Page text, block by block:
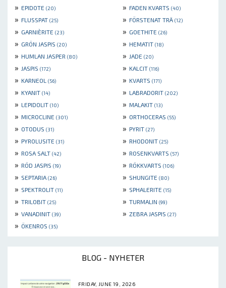
» EPIDOTE (20) » FADEN KVARTS (40)
» FLUSSPAT (25) » FÖRSTENAT TRÄ (12)
» GARNIÈRITE (23) » GOETHITE (26)
» GRÖN JASPIS (20) » HEMATIT (18)
» HUMLAN JASPER (80) » JADE (20)
» JASPIS (172) » KALCIT (116)
» KARNEOL (56) » KVARTS (171)
» KYANIT (14) » LABRADORIT (202)
» LEPIDOLIT (10) » MALAKIT (13)
» MICROCLINE (301) » ORTHOCERAS (55)
» OTODUS (31) » PYRIT (27)
» PYROLUSITE (31) » RHODONIT (25)
» ROSA SALT (42) » ROSENKVARTS (57)
» RÖD JASPIS (19) » RÖKKVARTS (106)
» SEPTARIA (26) » SHUNGITE (80)
» SPEKTROLIT (11) » SPHALERITE (15)
» TRILOBIT (25) » TURMALIN (99)
» VANADINIT (39) » ZEBRA JASPIS (27)
» ÖKENROS (35)
BLOG - NYHETER
FRIDAY, JUNE 19, 2026